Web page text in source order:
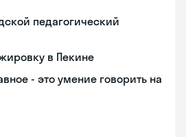
педагогический
в Пекине
- это умение говорить на